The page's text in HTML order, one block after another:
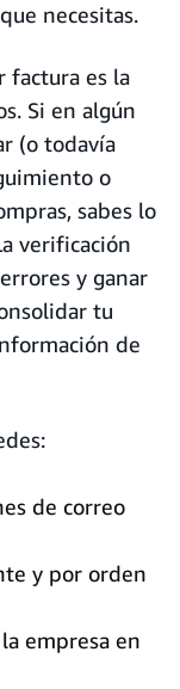
necesitas.
factura es la
Si en algún
(o todavía
o
sabes lo
verificación
y ganar
tu
de
de correo
y por orden
empresa en